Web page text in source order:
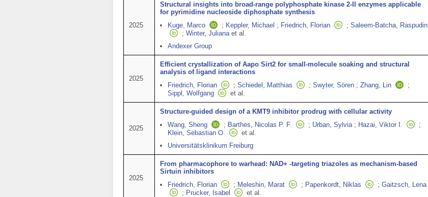
2025
Structural insights into broad‐range polyphosphate kinase 2‐II enzymes applicable
for pyrimidine nucleoside diphosphate synthesis
Kuge, Marco
; Keppler, Michael ; Friedrich, Florian ; Saleem‐Batcha, Raspudin
; Winter, Juliana et al.
Andexer Group
2025
Efficient crystallization of Aapo Sirt2 for small-molecule soaking and structural
analysis of ligand interactions
Friedrich, Florian
; Schiedel, Matthias ; Swyter, Sören ; Zhang, Lin
;
Sippl, Wolfgang
et al.
2025
Structure-guided design of a KMT9 inhibitor prodrug with cellular activity
Wang, Sheng
; Barthes, Nicolas P. F. ; Urban, Sylvia ; Hazai, Viktor I.
;
Klein, Sebastian O.
et al.
Universitätsklinikum Freiburg
2025
From pharmacophore to warhead: NAD+ -targeting triazoles as mechanism-based
Sirtuin inhibitors
Friedrich, Florian
; Meleshin, Marat ; Papenkordt, Niklas ; Gaitzsch, Lena
; Prucker, Isabel et al.